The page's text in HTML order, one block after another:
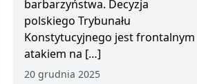
barbarzyństwa. Decyzja
polskiego Trybunału
Konstytucyjnego jest frontalnym
atakiem na […]
20 grudnia 2025